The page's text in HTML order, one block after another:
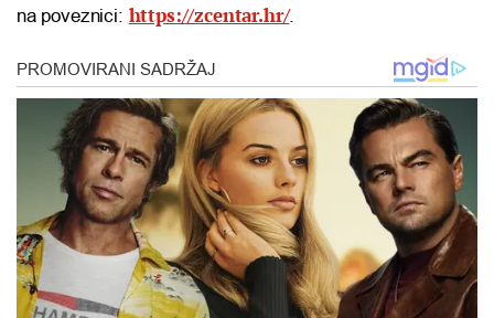
na poveznici: https://zcentar.hr/.